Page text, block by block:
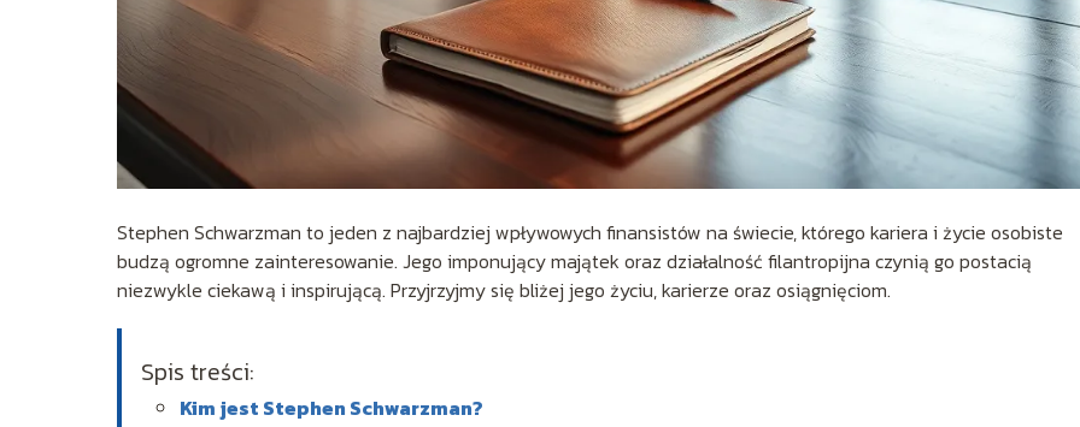
Stephen Schwarzman to jeden z najbardziej wpływowych finansistów na świecie, którego kariera i życie osobiste
budzą ogromne zainteresowanie. Jego imponujący majątek oraz działalność filantropijna czynią go postacią
niezwykle ciekawą i inspirującą. Przyjrzyjmy się bliżej jego życiu, karierze oraz osiągnięciom.
Spis treści:
Kim jest Stephen Schwarzman?